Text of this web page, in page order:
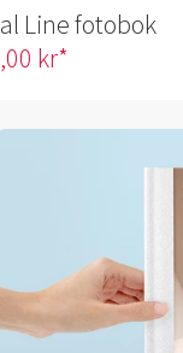
Line fotobok
kr*